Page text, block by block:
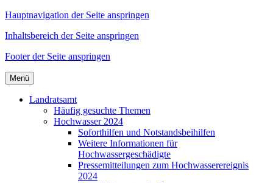
Hauptnavigation der Seite anspringen
Inhaltsbereich der Seite anspringen
Footer der Seite anspringen
Menü
Landratsamt
Häufig gesuchte Themen
Hochwasser 2024
Soforthilfen und Notstandsbeihilfen
Weitere Informationen für
Hochwassergeschädigte
Pressemitteilungen zum Hochwasserereignis
2024